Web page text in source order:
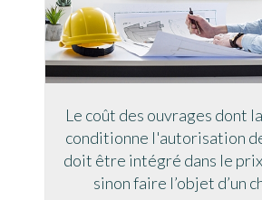
Le coût des ouvrages dont
conditionne l'autorisation
doit être intégré dans le
sinon faire l’objet d’un